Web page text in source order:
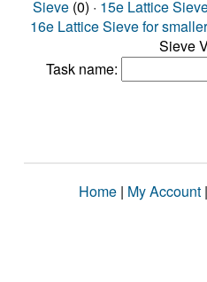
Sieve (0) · 15e Lattice
16e Lattice Sieve for
Sieve
Task name:
Home | My Account |